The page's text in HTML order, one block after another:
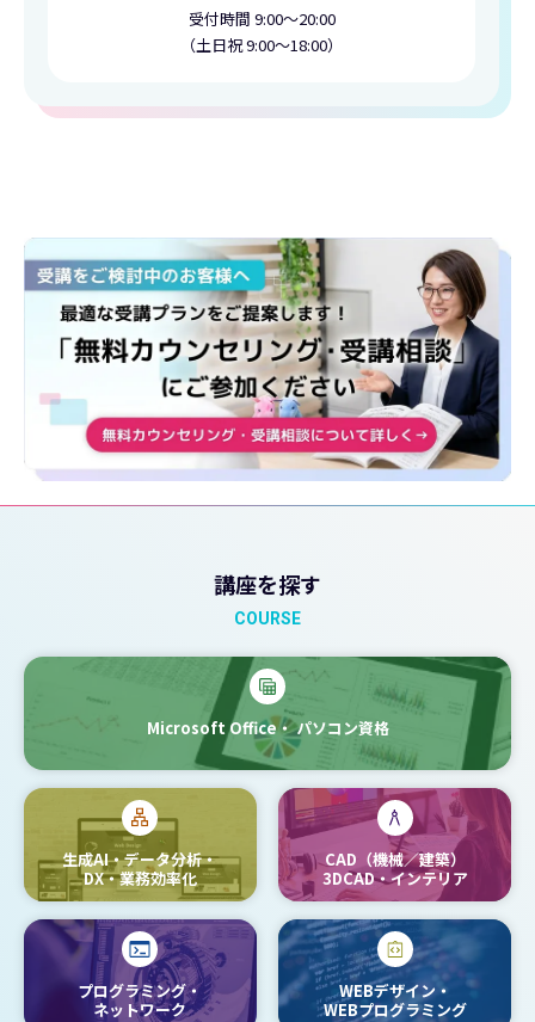
受付時間 9:00〜20:00
（土日祝 9:00〜18:00）
講座を探す
COURSE
Microsoft Office・パソコン資格
生成AI・データ分析・
DX・業務効率化
CAD（機械／建築）
3DCAD・インテリア
プログラミング・
ネットワーク
WEBデザイン・
WEBプログラミング